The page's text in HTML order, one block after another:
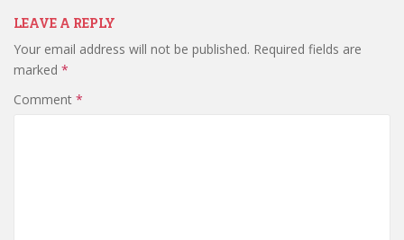
LEAVE A REPLY
Your email address will not be published. Required fields are
marked *
Comment *